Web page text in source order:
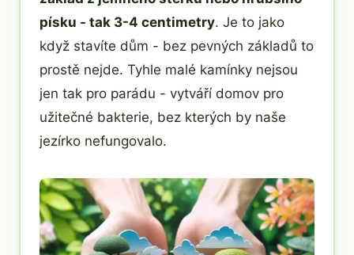
písku - tak 3-4 centimetry. Je to jako
když stavíte dům - bez pevných základů to
prostě nejde. Tyhle malé kamínky nejsou
jen tak pro parádu - vytváří domov pro
užitečné bakterie, bez kterých by naše
jezírko nefungovalo.